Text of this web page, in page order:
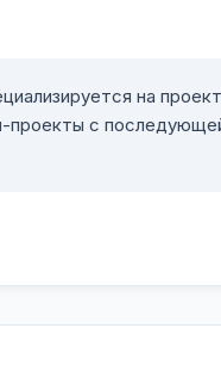
на
проекты с